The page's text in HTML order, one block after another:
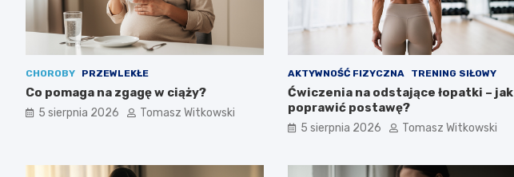
CHOROBY PRZEWLEKŁE
Co pomaga na zgagę w ciąży?
5 sierpnia 2026 Tomasz Witkowski
AKTYWNOŚĆ FIZYCZNA TRENING SIŁOWY
Ćwiczenia na odstające łopatki – jak
poprawić postawę?
5 sierpnia 2026 Tomasz Witkowski